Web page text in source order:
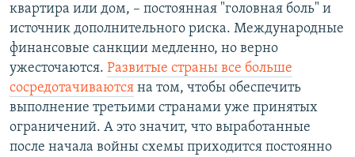
квартира или дом, – постоянная "головная боль" и
источник дополнительного риска. Международные
финансовые санкции медленно, но верно
ужесточаются. Развитые страны все больше
сосредотачиваются на том, чтобы обеспечить
выполнение третьими странами уже принятых
ограничений. А это значит, что выработанные
после начала войны схемы приходится постоянно